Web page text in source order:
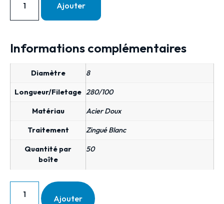
Ajouter
Informations complémentaires
Diamètre 8
Longueur/Filetage 280/100
Matériau Acier Doux
Traitement Zingué Blanc
Quantité par
boîte
50
Ajouter